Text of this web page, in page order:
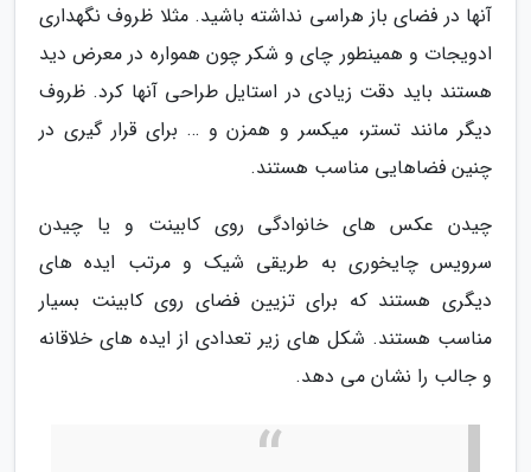
آنها در فضای باز هراسی نداشته باشید. مثلا ظروف نگهداری
ادویجات و همینطور چای و شکر چون همواره در معرض دید
هستند باید دقت زیادی در استایل طراحی آنها کرد. ظروف
دیگر مانند تستر، میکسر و همزن و … برای قرار گیری در
چنین فضاهایی مناسب هستند.
چیدن عکس های خانوادگی روی کابینت و یا چیدن
سرویس چایخوری به طریقی شیک و مرتب ایده های
دیگری هستند که برای تزیین فضای روی کابینت بسیار
مناسب هستند. شکل های زیر تعدادی از ایده های خلاقانه
و جالب را نشان می دهد.